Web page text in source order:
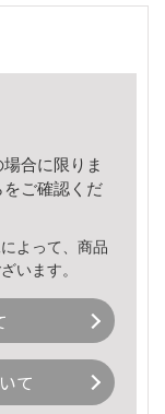
合に限りま
をご確認くだ
よって、商品
います。
て